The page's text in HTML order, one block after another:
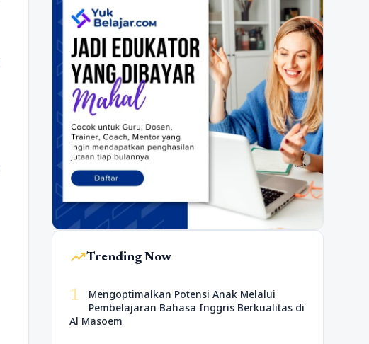
trending_upTrending Now
1
Mengoptimalkan Potensi Anak Melalui
Pembelajaran Bahasa Inggris Berkualitas di
Al Masoem